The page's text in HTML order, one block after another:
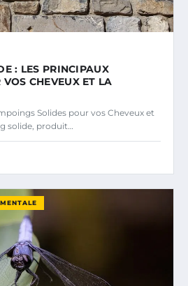
: LES PRINCIPAUX
CHEVEUX ET LA
Solides pour vos Cheveux et
solide, produit…